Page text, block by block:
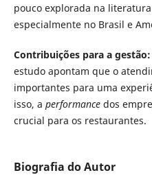
pouco explorada na
especialmente no Brasil e
Contribuições para a gestão:
estudo apontam que o
importantes para uma
isso, a performancedos
crucial para os restaurantes.
Biografia do Autor